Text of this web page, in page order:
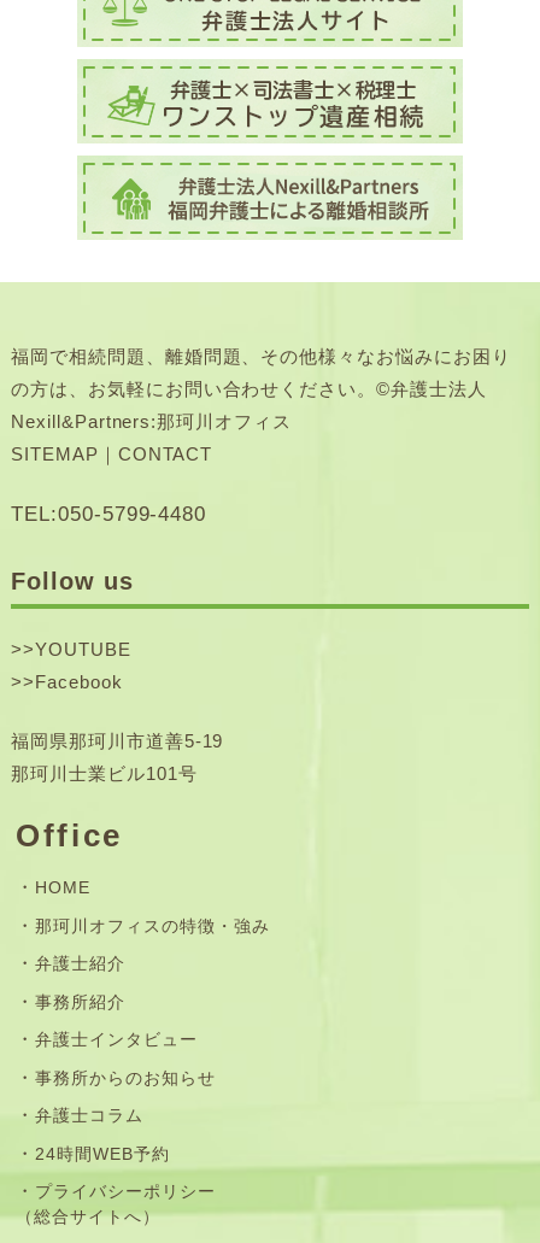
福岡で相続問題、離婚問題、その他様々なお悩みにお困り
の方は、お気軽にお問い合わせください。©弁護士法人
Nexill&Partners:那珂川オフィス
SITEMAP ｜ CONTACT
TEL:050-5799-4480
Follow us
>>YOUTUBE
>>Facebook
福岡県那珂川市道善5-19
那珂川士業ビル101号
Office
HOME
那珂川オフィスの特徴・強み
弁護士紹介
事務所紹介
弁護士インタビュー
事務所からのお知らせ
弁護士コラム
24時間WEB予約
プライバシーポリシー
（総合サイトへ）